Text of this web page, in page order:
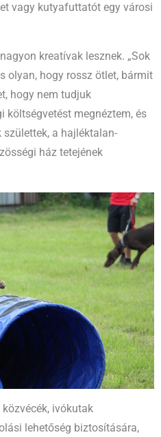
vagy kutyafuttatót egy városi
kreatívak lesznek. „Sok
olyan, hogy rossz ötlet, bármit
hogy nem tudjuk
költségvetést megnéztem, és
a hajléktalan-
ház tetejének
ivókutak
lehetőség biztosítására,